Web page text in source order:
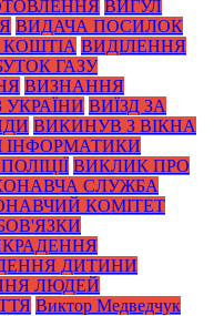
ВИГУЛ
ВИДАЧА ПОСИЛОК
КОШТІА ВИДІЛЕННЯ
ГАЗУ
ВИЗНАННЯ
УКРАЇНИ ВИЇЗД ЗА
ВИКИНУВ З ВІКНА
ІНФОРМАТИКИ
ВИКЛИК ПРО
СЛУЖБА
КОМІТЕТ
ДИТИНИ
ЛЮДЕЙ
Виктор Медведчук